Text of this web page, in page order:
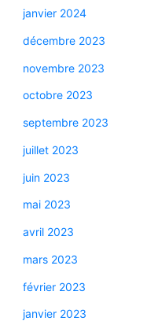
janvier 2024
décembre 2023
novembre 2023
octobre 2023
septembre 2023
juillet 2023
juin 2023
mai 2023
avril 2023
mars 2023
février 2023
janvier 2023